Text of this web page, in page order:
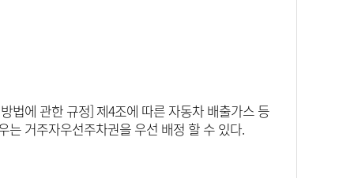
법에 관한 규정] 제4조에 따른 자동차 배출가스 등
거주자우선주차권을 우선 배정 할 수 있다.